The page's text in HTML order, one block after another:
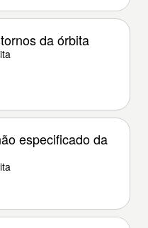
da órbita
especificado da